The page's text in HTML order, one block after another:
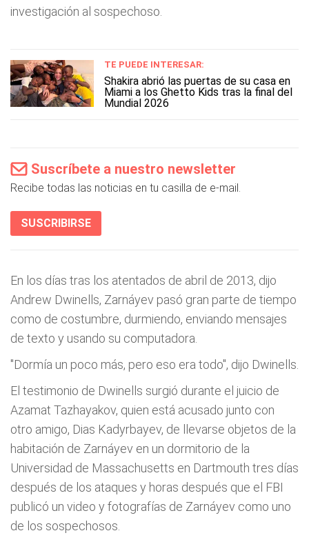
investigación al sospechoso.
TE PUEDE INTERESAR:
Shakira abrió las puertas de su casa en
Miami a los Ghetto Kids tras la final del
Mundial 2026
Suscríbete a nuestro newsletter
Recibe todas las noticias en tu casilla de e-mail.
SUSCRIBIRSE
En los días tras los atentados de abril de 2013, dijo
Andrew Dwinells, Zarnáyev pasó gran parte de tiempo
como de costumbre, durmiendo, enviando mensajes
de texto y usando su computadora.
"Dormía un poco más, pero eso era todo", dijo Dwinells.
El testimonio de Dwinells surgió durante el juicio de
Azamat Tazhayakov, quien está acusado junto con
otro amigo, Dias Kadyrbayev, de llevarse objetos de la
habitación de Zarnáyev en un dormitorio de la
Universidad de Massachusetts en Dartmouth tres días
después de los ataques y horas después que el FBI
publicó un video y fotografías de Zarnáyev como uno
de los sospechosos.